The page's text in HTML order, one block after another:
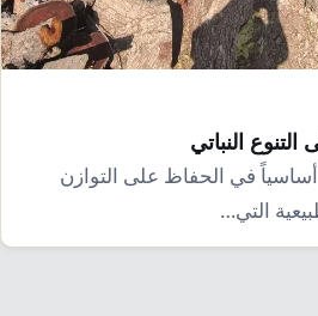
النباتي
أساسياً في الحفاظ على التوازن
التي…